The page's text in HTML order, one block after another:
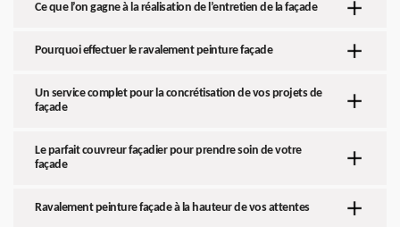
Ce que l’on gagne à la réalisation de l’entretien de la façade
Pourquoi effectuer le ravalement peinture façade
Un service complet pour la concrétisation de vos projets de
façade
Le parfait couvreur façadier pour prendre soin de votre
façade
Ravalement peinture façade à la hauteur de vos attentes